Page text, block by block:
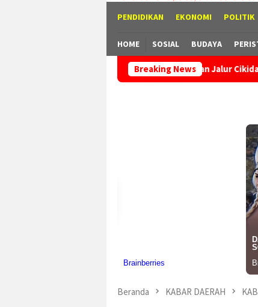
PENDIDIKAN EKONOMI POLITIK
HOME SOSIAL BUDAYA
Breaking News
Truk Terperosok di Tikungan Jalur Cikidang-
Beranda KABAR DAERAH